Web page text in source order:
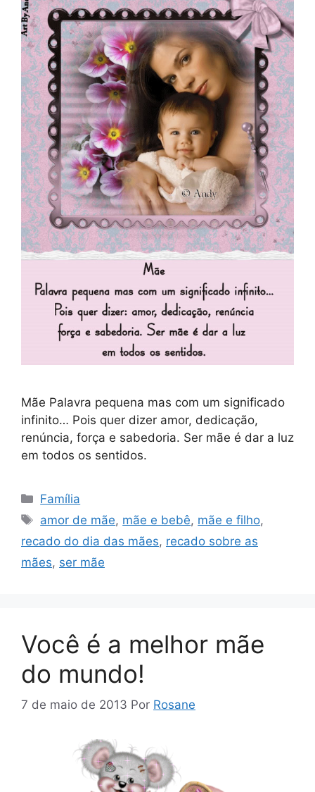
Mãe Palavra pequena mas com um significado
infinito… Pois quer dizer amor, dedicação,
renúncia, força e sabedoria. Ser mãe é dar a luz
em todos os sentidos.
Categorias
Família
Tags
amor de mãe, mãe e bebê, mãe e filho,
recado do dia das mães, recado sobre as
mães, ser mãe
Você é a melhor mãe
do mundo!
7 de maio de 2013 Por Rosane